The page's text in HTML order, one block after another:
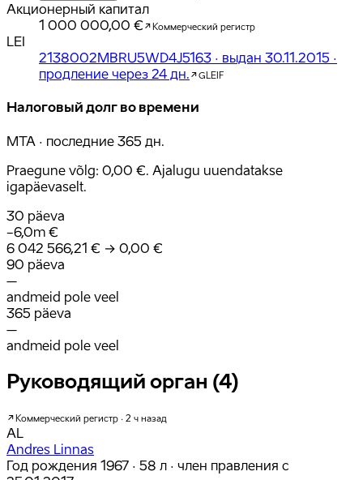
Акционерный капитал
1 000 000,00 €
Коммерческий регистр
LEI
2138002MBRU5WD4J5163 · выдан 30.11.2015 ·
продление через 24 дн.
GLEIF
Налоговый долг во времени
MTA · последние 365 дн.
Praegune võlg: 0,00 €. Ajalugu uuendatakse
igapäevaselt.
30 päeva
−6,0m €
6 042 566,21 € → 0,00 €
90 päeva
–
andmeid pole veel
365 päeva
–
andmeid pole veel
Руководящий орган (4)
Коммерческий регистр · 2 ч назад
AL
Andres Linnas
Год рождения 1967 · 58 л · член правления с